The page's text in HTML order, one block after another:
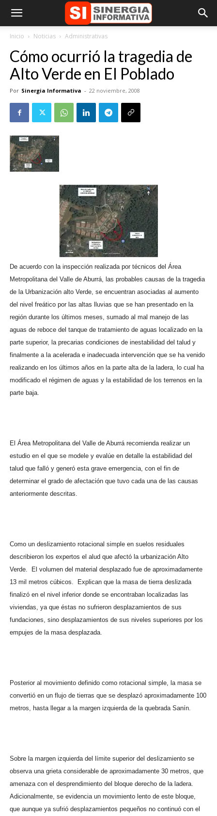
Inicio Noticias Administrativas
Cómo ocurrió la tragedia de
Alto Verde en El Poblado
Por Sinergia Informativa - 22 noviembre, 2008
De acuerdo con la inspección realizada por técnicos del Área
Metropolitana del Valle de Aburrá, las probables causas de la tragedia
de la Urbanización alto Verde, se encuentran asociadas al aumento
del nivel freático por las altas lluvias que se han presentado en la
región durante los últimos meses, sumado al mal manejo de las
aguas de reboce del tanque de tratamiento de aguas localizado en la
parte superior, la precarias condiciones de inestabilidad del talud y
finalmente a la acelerada e inadecuada intervención que se ha venido
realizando en los últimos años en la parte alta de la ladera, lo cual ha
modificado el régimen de aguas y la estabilidad de los terrenos en la
parte baja.
El Área Metropolitana del Valle de Aburrá recomienda realizar un
estudio en el que se modele y evalúe en detalle la estabilidad del
talud que falló y generó esta grave emergencia, con el fin de
determinar el grado de afectación que tuvo cada una de las causas
anteriormente descritas.
Como un deslizamiento rotacional simple en suelos residuales
describieron los expertos el alud que afectó la urbanización Alto
Verde.
El volumen del material desplazado fue de aproximadamente
13 mil metros cúbicos.
Explican que la masa de tierra deslizada
finalizó en el nivel inferior donde se encontraban localizadas las
viviendas, ya que éstas no sufrieron desplazamientos de sus
fundaciones, sino desplazamientos de sus niveles superiores por los
empujes de la masa desplazada.
Posterior al movimiento definido como rotacional simple, la masa se
convertió en un flujo de tierras que se desplazó aproximadamente 100
metros, hasta llegar a la margen izquierda de la quebrada Sanín.
Sobre la margen izquierda del límite superior del deslizamiento se
observa una grieta considerable de aproximadamente 30 metros, que
amenaza con el desprendimiento del bloque derecho de la ladera.
Adicionalmente, se evidencia un movimiento lento de este bloque,
que aunque ya sufrió desplazamientos pequeños no continuó con el